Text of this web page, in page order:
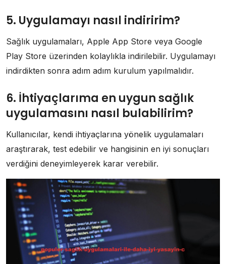
5. Uygulamayı nasıl indiririm?
Sağlık uygulamaları, Apple App Store veya Google
Play Store üzerinden kolaylıkla indirilebilir. Uygulamayı
indirdikten sonra adım adım kurulum yapılmalıdır.
6. İhtiyaçlarıma en uygun sağlık
uygulamasını nasıl bulabilirim?
Kullanıcılar, kendi ihtiyaçlarına yönelik uygulamaları
araştırarak, test edebilir ve hangisinin en iyi sonuçları
verdiğini deneyimleyerek karar verebilir.